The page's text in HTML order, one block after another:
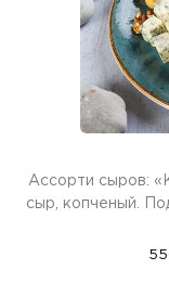
Ассорти сыров:
сыр, копченый.